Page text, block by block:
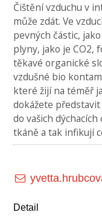
Čištění vzduchu v
může zdát. Ve
pevných částic,
plyny, jako je CO2,
těkavé organické
vzdušné bio
které žijí na téměř
dokážete
do vašich
tkáně a tak infikují
Detail